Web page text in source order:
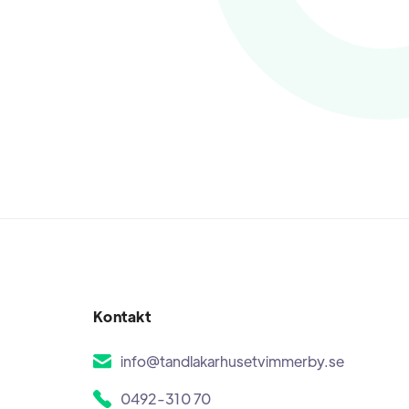
Kontakt
info@tandlakarhusetvimmerby.se
0492-310 70